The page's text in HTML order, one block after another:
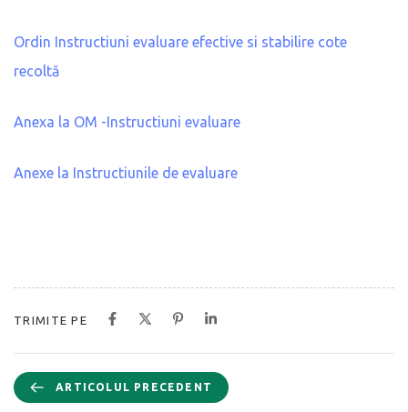
Ordin Instructiuni evaluare efective si stabilire cote
recoltă
Anexa la OM -Instructiuni evaluare
Anexe la Instructiunile de evaluare
TRIMITE PE
ARTICOLUL PRECEDENT